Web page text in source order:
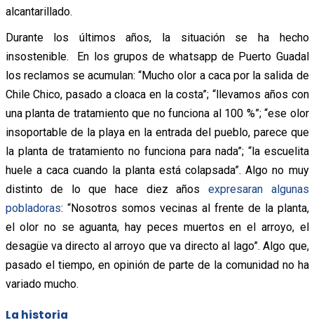
alcantarillado.
Durante los últimos años, la situación se ha hecho
insostenible. En los grupos de whatsapp de Puerto Guadal
los reclamos se acumulan: “Mucho olor a caca por la salida de
Chile Chico, pasado a cloaca en la costa”; “llevamos años con
una planta de tratamiento que no funciona al 100 %”; “ese olor
insoportable de la playa en la entrada del pueblo, parece que
la planta de tratamiento no funciona para nada”; “la escuelita
huele a caca cuando la planta está colapsada”. Algo no muy
distinto de lo que hace diez años expresaran algunas
pobladoras: “Nosotros somos vecinas al frente de la planta,
el olor no se aguanta, hay peces muertos en el arroyo, el
desagüe va directo al arroyo que va directo al lago”. Algo que,
pasado el tiempo, en opinión de parte de la comunidad no ha
variado mucho.
La historia